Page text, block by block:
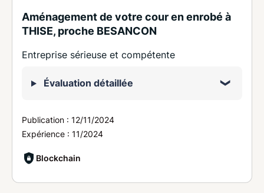
Aménagement de votre cour en enrobé à
THISE, proche BESANCON
Entreprise sérieuse et compétente
Évaluation détaillée
Publication : 12/11/2024
Expérience : 11/2024
Blockchain